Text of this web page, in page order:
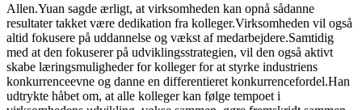
Allen.Yuan sagde ærligt, at virksomheden kan opnå sådanne
resultater takket være dedikation fra kolleger.Virksomheden vil også
altid fokusere på uddannelse og vækst af medarbejdere.Samtidig
med at den fokuserer på udviklingsstrategien, vil den også aktivt
skabe læringsmuligheder for kolleger for at styrke industriens
konkurrenceevne og danne en differentieret konkurrencefordel.Han
udtrykte håbet om, at alle kolleger kan følge tempoet i